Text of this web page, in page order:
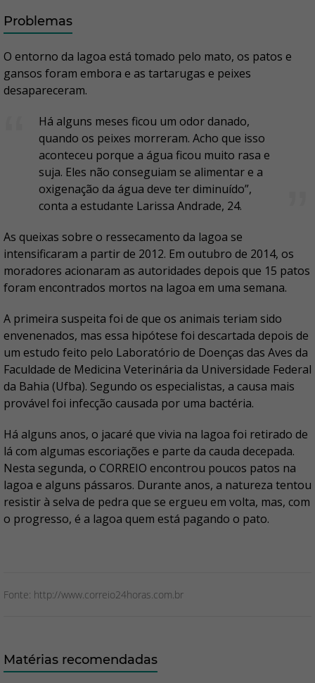
Problemas
O entorno da lagoa está tomado pelo mato, os patos e
gansos foram embora e as tartarugas e peixes
desapareceram.
Há alguns meses ficou um odor danado,
quando os peixes morreram. Acho que isso
aconteceu porque a água ficou muito rasa e
suja. Eles não conseguiam se alimentar e a
oxigenação da água deve ter diminuído”,
conta a estudante Larissa Andrade, 24.
As queixas sobre o ressecamento da lagoa se
intensificaram a partir de 2012. Em outubro de 2014, os
moradores acionaram as autoridades depois que 15 patos
foram encontrados mortos na lagoa em uma semana.
A primeira suspeita foi de que os animais teriam sido
envenenados, mas essa hipótese foi descartada depois de
um estudo feito pelo Laboratório de Doenças das Aves da
Faculdade de Medicina Veterinária da Universidade Federal
da Bahia (Ufba). Segundo os especialistas, a causa mais
provável foi infecção causada por uma bactéria.
Há alguns anos, o jacaré que vivia na lagoa foi retirado de
lá com algumas escoriações e parte da cauda decepada.
Nesta segunda, o CORREIO encontrou poucos patos na
lagoa e alguns pássaros. Durante anos, a natureza tentou
resistir à selva de pedra que se ergueu em volta, mas, com
o progresso, é a lagoa quem está pagando o pato.
Fonte: http://www.correio24horas.com.br
Matérias recomendadas